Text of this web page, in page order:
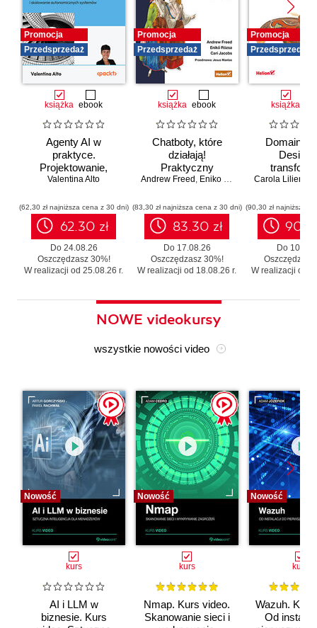
Promocja
Przedsprzedaż
książka ebook
Agenty AI w
praktyce.
Projektowanie,
wdrażanie i
autonomicznych
systemów
Valentina Alto
(62,30 zł najniższa cena z 30 dni)
62.30 zł
Do 24.08.26
Oszczędzasz 30%!
W realizacji od 25.08.26 r.
Promocja
Przedsprzedaż
książka ebook
Chatboty, które
działają!
Praktyczny
przewodnik po
sztucznej
inteligencji
Andrew Freed , Eniko Rozsa Cari Jacobs
(83,30 zł najniższa cena z 30 dni)
83.30 zł
Do 17.08.26
Oszczędzasz 30%!
W realizacji od 18.08.26 r.
Promocja
Przedsprzedaż
książka
Domain-
Design
legacy
zbędnego
Carola Lilienthal
(90,30 zł najniższa
Do
Oszczędzasz
W realizacji od
NOWE videokursy
wszystkie nowości video
Nowość
kurs
AI i LLM w
biznesie. Kurs
Nowość
kurs
Nmap. Kurs video.
Skanowanie sieci i
Nowość
kurs
Wazuh. Kurs
Od